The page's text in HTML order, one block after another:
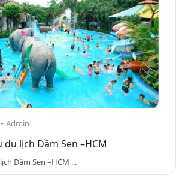
- Admin
lịch Đầm Sen –HCM
Đầm Sen –HCM ...